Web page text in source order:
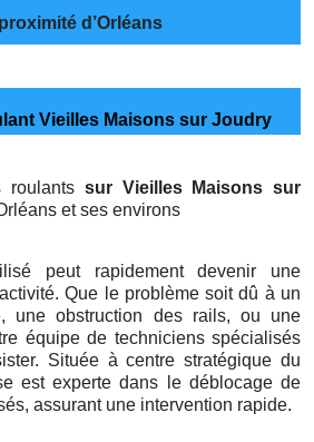
d’Orléans
Vieilles Maisons sur Joudry
roulants sur Vieilles Maisons sur
et ses environs
peut rapidement devenir une
Que le problème soit dû à un
une obstruction des rails, ou une
équipe de techniciens spécialisés
Située à centre stratégique du
est experte dans le déblocage de
assurant une intervention rapide.